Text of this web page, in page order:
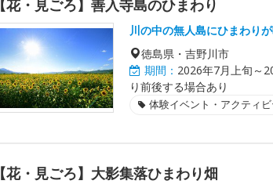
【花・見ごろ】善入寺島のひまわり
川の中の無人島にひまわり
徳島県・吉野川市
期間： 2026年7月上旬～
り前後する場合あり
体験イベント・アクティビ
【花・見ごろ】大影集落ひまわり畑